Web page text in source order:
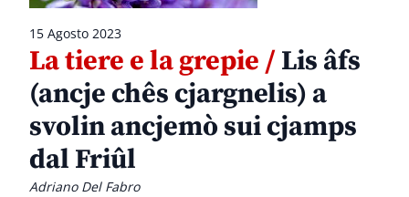
15 Agosto 2023
La tiere e la grepie /Lis âfs
(ancje chês cjargnelis) a
svolin ancjemò sui cjamps
dal Friûl
Adriano Del Fabro